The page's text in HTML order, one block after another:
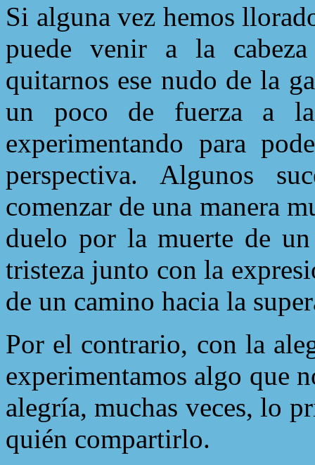
Si alguna vez hemos
puede venir a la
quitarnos ese nudo de la
un poco de fuerza a la
experimentando para
perspectiva. Algunos
comenzar de una manera
duelo por la muerte de
tristeza junto con la
de un camino hacia la
Por el contrario, con la
experimentamos algo que
alegría, muchas veces, lo
quién compartirlo.